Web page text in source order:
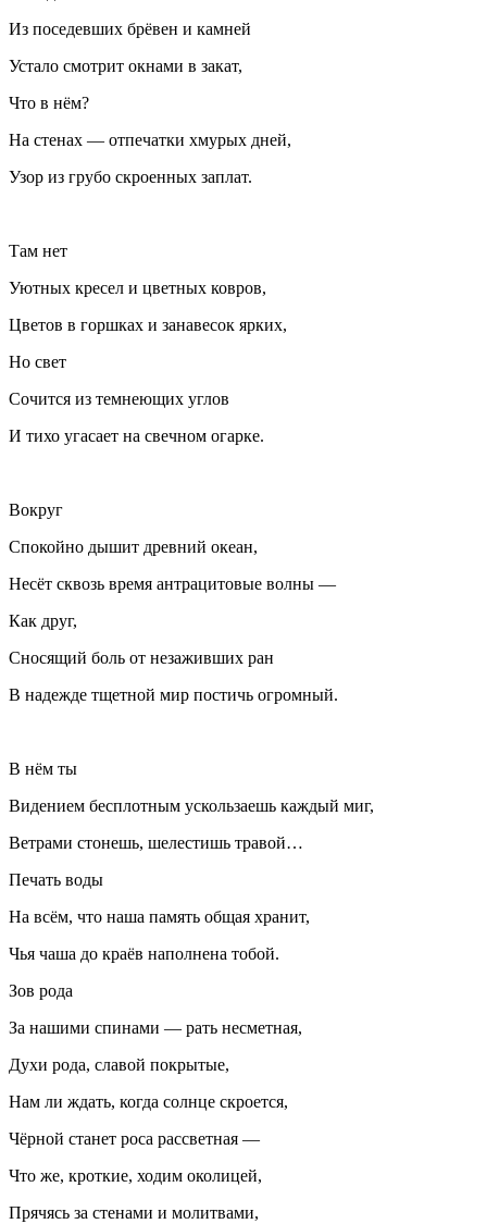
Из поседевших брёвен и камней
Устало смотрит окнами в закат,
Что в нём?
На стенах — отпечатки хмурых дней,
Узор из грубо скроенных заплат.
Там нет
Уютных кресел и цветных ковров,
Цветов в горшках и занавесок ярких,
Но свет
Сочится из темнеющих углов
И тихо угасает на свечном огарке.
Вокруг
Спокойно дышит древний океан,
Несёт сквозь время антрацитовые волны —
Как друг,
Сносящий боль от незаживших ран
В надежде тщетной мир постичь огромный.
В нём ты
Видением бесплотным ускользаешь каждый миг,
Ветрами стонешь, шелестишь травой…
Печать воды
На всём, что наша память общая хранит,
Чья чаша до краёв наполнена тобой.
Зов рода
За нашими спинами — рать несметная,
Духи рода, славой покрытые,
Нам ли ждать, когда солнце скроется,
Чёрной станет роса рассветная —
Что же, кроткие, ходим околицей,
Прячясь за стенами и молитвами,